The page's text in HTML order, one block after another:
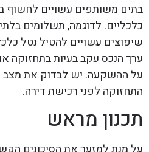
בתים משותפים עשויים לחשוף
כלכליים. לדוגמה, תשלומים בלתי
שיפוצים עשויים להטיל נטל
ערך הנכס עקב בעיות בתחזוקה
על ההשקעה. יש לבדוק את מצב
התחזוקה לפני רכישת דירה.
תכנון מראש